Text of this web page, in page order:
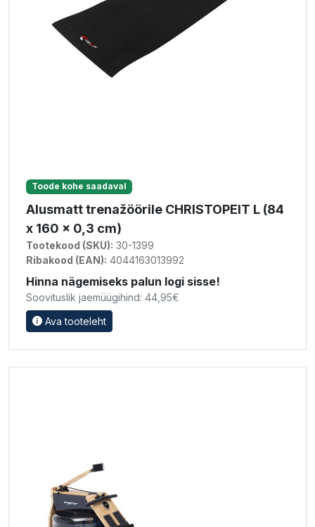
Toode kohe saadaval
Alusmatt trenažöörile CHRISTOPEIT L (84
x 160 x 0,3 cm)
Tootekood (SKU): 30-1399
Ribakood (EAN): 4044163013992
Hinna nägemiseks palun logi sisse!
Soovituslik jaemüügihind: 44,95€
Ava tooteleht